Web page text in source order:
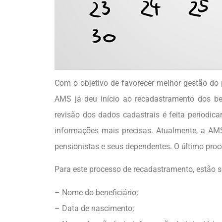
Com o objetivo de favorecer melhor gestão
AMS já deu início ao recadastramento dos
revisão dos dados cadastrais é feita
informações mais precisas. Atualmente, a
pensionistas e seus dependentes. O último
Para este processo de recadastramento,
– Nome do beneficiário;
– Data de nascimento;